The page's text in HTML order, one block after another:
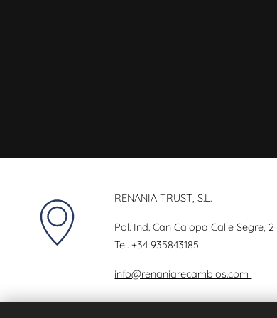
RENANIA TRUST, S.L.
Pol. Ind. Can Calopa Calle Segre,
Tel.+34 935843185
info@renaniarecambios.com